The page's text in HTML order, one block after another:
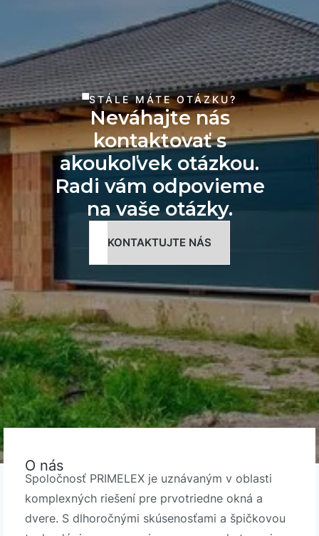
STÁLE MÁTE OTÁZKU?
Neváhajte nás
kontaktovať s
akoukoľvek otázkou.
Radi vám odpovieme
na vaše otázky.
KONTAKTUJTE NÁS
O nás
Spoločnosť PRIMELEX je uznávaným v oblasti
komplexných riešení pre prvotriedne okná a
dvere. S dlhoročnými skúsenosťami a špičkovou